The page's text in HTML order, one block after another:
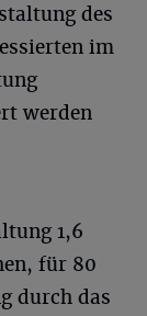
des
im
werden
1,6
für 80
durch das